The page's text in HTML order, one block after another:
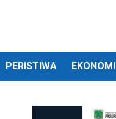
PERISTIWA EKONOMI